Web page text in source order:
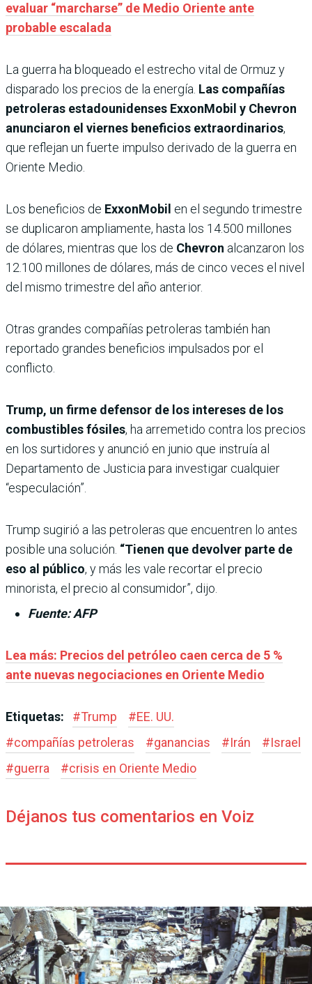
evaluar “marcharse” de Medio Oriente ante
probable escalada
La guerra ha bloqueado el estrecho vital de Ormuz y
disparado los precios de la energía. Las compañías
petroleras estadounidenses ExxonMobil y Chevron
anunciaron el viernes beneficios extraordinarios,
que reflejan un fuerte impulso derivado de la guerra en
Oriente Medio.
Los beneficios de ExxonMobil en el segundo trimestre
se duplicaron ampliamente, hasta los 14.500 millones
de dólares, mientras que los de Chevron alcanzaron los
12.100 millones de dólares, más de cinco veces el nivel
del mismo trimestre del año anterior.
Otras grandes compañías petroleras también han
reportado grandes beneficios impulsados ​​por el
conflicto.
Trump, un firme defensor de los intereses de los
combustibles fósiles, ha arremetido contra los precios
en los surtidores y anunció en junio que instruía al
Departamento de Justicia para investigar cualquier
“especulación”.
Trump sugirió a las petroleras que encuentren lo antes
posible una solución. “Tienen que devolver parte de
eso al público, y más les vale recortar el precio
minorista, el precio al consumidor”, dijo.
Fuente: AFP
Lea más: Precios del petróleo caen cerca de 5 %
ante nuevas negociaciones en Oriente Medio
Etiquetas: #Trump #EE. UU.
#compañías petroleras #ganancias #Irán #Israel
#guerra #crisis en Oriente Medio
Déjanos tus comentarios en Voiz